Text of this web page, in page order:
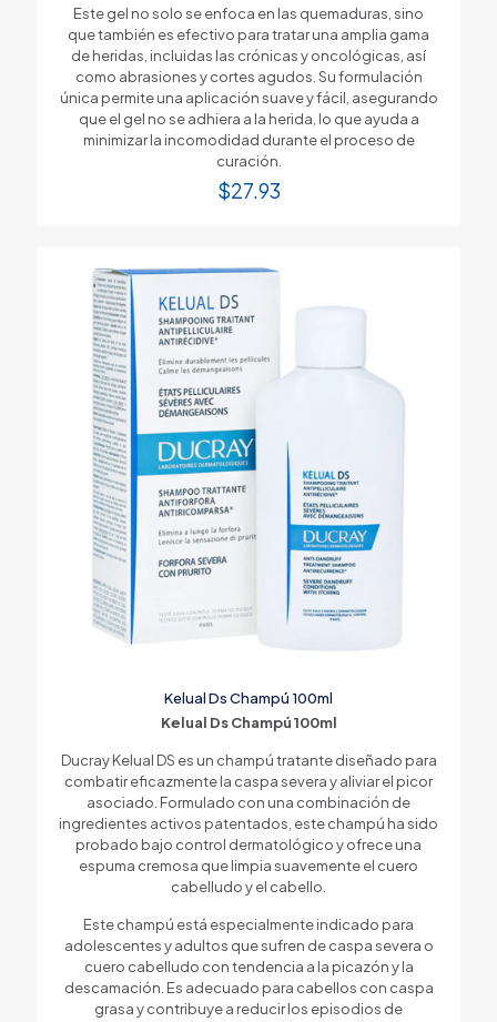
Este gel no solo se enfoca en las quemaduras, sino
que también es efectivo para tratar una amplia gama
de heridas, incluidas las crónicas y oncológicas, así
como abrasiones y cortes agudos. Su formulación
única permite una aplicación suave y fácil, asegurando
que el gel no se adhiera a la herida, lo que ayuda a
minimizar la incomodidad durante el proceso de
curación.
$27.93
Kelual Ds Champú 100ml
Kelual Ds Champú 100ml
Ducray Kelual DS es un champú tratante diseñado para
combatir eficazmente la caspa severa y aliviar el picor
asociado. Formulado con una combinación de
ingredientes activos patentados, este champú ha sido
probado bajo control dermatológico y ofrece una
espuma cremosa que limpia suavemente el cuero
cabelludo y el cabello.
Este champú está especialmente indicado para
adolescentes y adultos que sufren de caspa severa o
cuero cabelludo con tendencia a la picazón y la
descamación. Es adecuado para cabellos con caspa
grasa y contribuye a reducir los episodios de